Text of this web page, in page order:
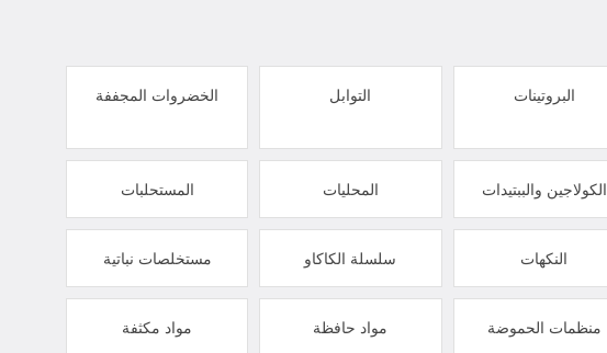
البروتينات التوابل الخضروات المجففة
الكولاجين والببتيدات المحليات المستحلبات
النكهات سلسلة الكاكاو مستخلصات نباتية
منظمات الحموضة مواد حافظة مواد مكثفة